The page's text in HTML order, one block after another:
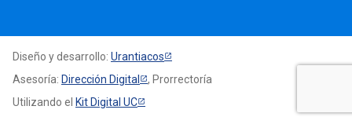
Diseño y desarrollo: Urantiacos
Asesoría: Dirección Digital
, Prorrectoría
Utilizando el Kit Digital UC